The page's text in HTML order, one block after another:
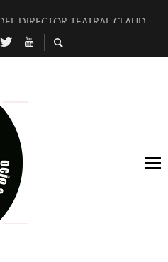
DIRECTOR TEATRAL CLAUDIO
DE LA KATARSIS DEL TOMATAZO
[BITÁCORA 3.0] EN EXVITA
EN EXVITA [RELATIVA
INTERPRETANDO A SERRAT
DE ARMONÍA PERSECUTORIA]
EXPLICA [DESCASADA]
PUTOS SUEÑOS»